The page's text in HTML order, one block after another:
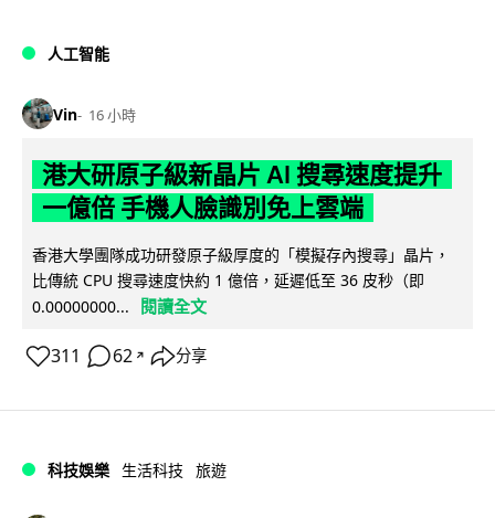
人工智能
Vin 16 小時
港大研原子級新晶片 AI 搜尋速度提升
一億倍 手機人臉識別免上雲端
香港大學團隊成功研發原子級厚度的「模擬存內搜尋」晶片，
比傳統 CPU 搜尋速度快約 1 億倍，延遲低至 36 皮秒（即
0.00000000...
閱讀全文
311 62 ↗ 分享
科技娛樂 生活科技 旅遊